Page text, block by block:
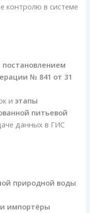
контролю в системе
постановлением
№ 841 от 31
иэтапы
питьевой
данных в ГИС
природной воды
импортёры